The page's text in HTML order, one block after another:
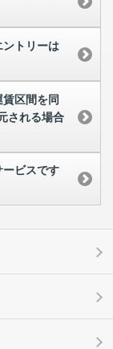
ントリーは
区間を同
される場合
ービスです